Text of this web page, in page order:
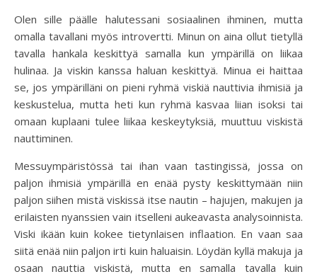
Olen sille päälle halutessani sosiaalinen ihminen, mutta
omalla tavallani myös introvertti. Minun on aina ollut tietyllä
tavalla hankala keskittyä samalla kun ympärillä on liikaa
hulinaa. Ja viskin kanssa haluan keskittyä. Minua ei haittaa
se, jos ympärilläni on pieni ryhmä viskiä nauttivia ihmisiä ja
keskustelua, mutta heti kun ryhmä kasvaa liian isoksi tai
omaan kuplaani tulee liikaa keskeytyksiä, muuttuu viskistä
nauttiminen.
Messuympäristössä tai ihan vaan tastingissä, jossa on
paljon ihmisiä ympärillä en enää pysty keskittymään niin
paljon siihen mistä viskissä itse nautin – hajujen, makujen ja
erilaisten nyanssien vain itselleni aukeavasta analysoinnista.
Viski ikään kuin kokee tietynlaisen inflaation. En vaan saa
siitä enää niin paljon irti kuin haluaisin. Löydän kyllä makuja ja
osaan nauttia viskistä, mutta en samalla tavalla kuin